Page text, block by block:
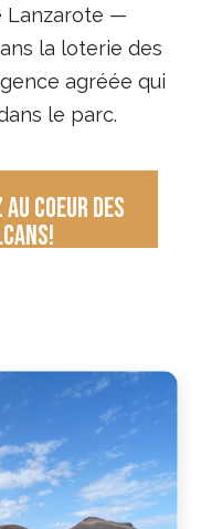
Lanzarote —
la loterie des
agréée qui
le parc.
au coeur des